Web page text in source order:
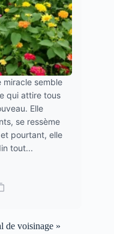
miracle semble
qui attire tous
Elle
se ressème
pourtant, elle
tout...
de voisinage »